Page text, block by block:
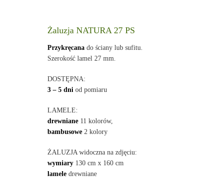
Żaluzja NATURA 27 PS
Przykręcanado ściany lub sufitu.
Szerokość lamel 27 mm.
DOSTĘPNA:
3 – 5 dni od pomiaru
LAMELE:
drewniane11 kolorów,
bambusowe2 kolory
ŻALUZJA widoczna na zdjęciu:
wymiary130 cm x 160 cm
lameledrewniane